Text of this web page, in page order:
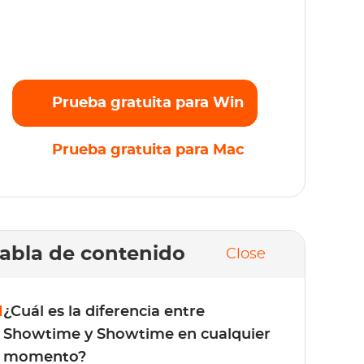
Prueba gratuita para Win
Prueba gratuita para Mac
de contenido Close
¿Cuál es la diferencia entre
Showtime y Showtime en cualquier
momento?